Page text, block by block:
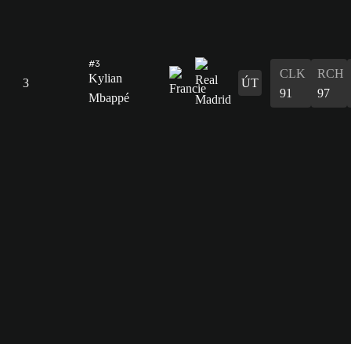
3
#3
Kylian
Mbappé
ÚT
CLK
91
RCH
97